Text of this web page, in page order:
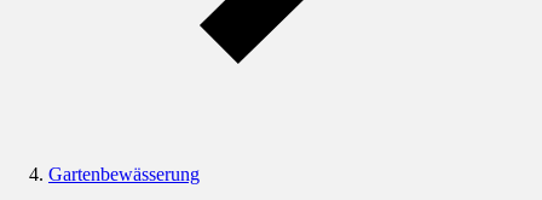
Gartenbewässerung